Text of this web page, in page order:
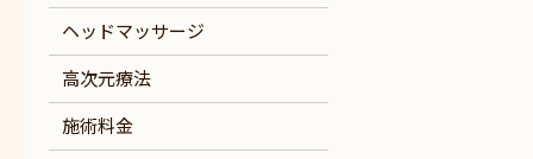
ヘッドマッサージ
高次元療法
施術料金